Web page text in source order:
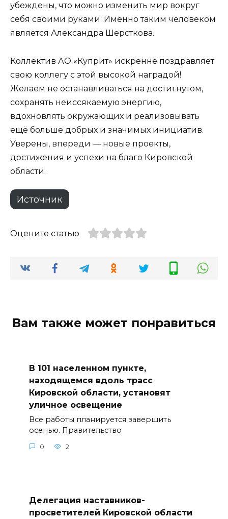
убеждены, что можно изменить мир вокруг
себя своими руками. Именно таким человеком
является Александра Шерсткова.
Коллектив АО «Куприт» искренне поздравляет
свою коллегу с этой высокой наградой!
Желаем не останавливаться на достигнутом,
сохранять неиссякаемую энергию,
вдохновлять окружающих и реализовывать
ещё больше добрых и значимых инициатив.
Уверены, впереди — новые проекты,
достижения и успехи на благо Кировской
области.
Источник
Оцените статью
Вам также может понравиться
В 101 населенном пункте,
находящемся вдоль трасс
Кировской области, установят
уличное освещение
Все работы планируется завершить
осенью. Правительство
0 2
Делегация наставников-
просветителей Кировской области